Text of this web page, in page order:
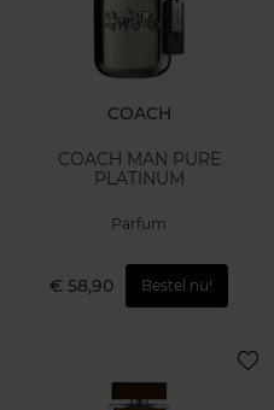
COACH
COACH MAN PURE
PLATINUM
Parfum
€ 58,90 Bestel nu!